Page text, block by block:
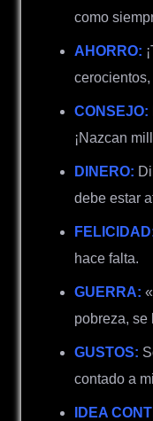
como
AHORRO:
CONSEJO:
¡Nazcan
DINERO:
debe estar
hace falta.
GUERRA:
pobreza, se
GUSTOS:
contado a
IDEA